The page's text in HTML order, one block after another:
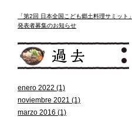
「第2回 日本全国こども郷土料理サミット」
発表者募集のお知らせ
enero 2022 (1)
noviembre 2021 (1)
marzo 2016 (1)